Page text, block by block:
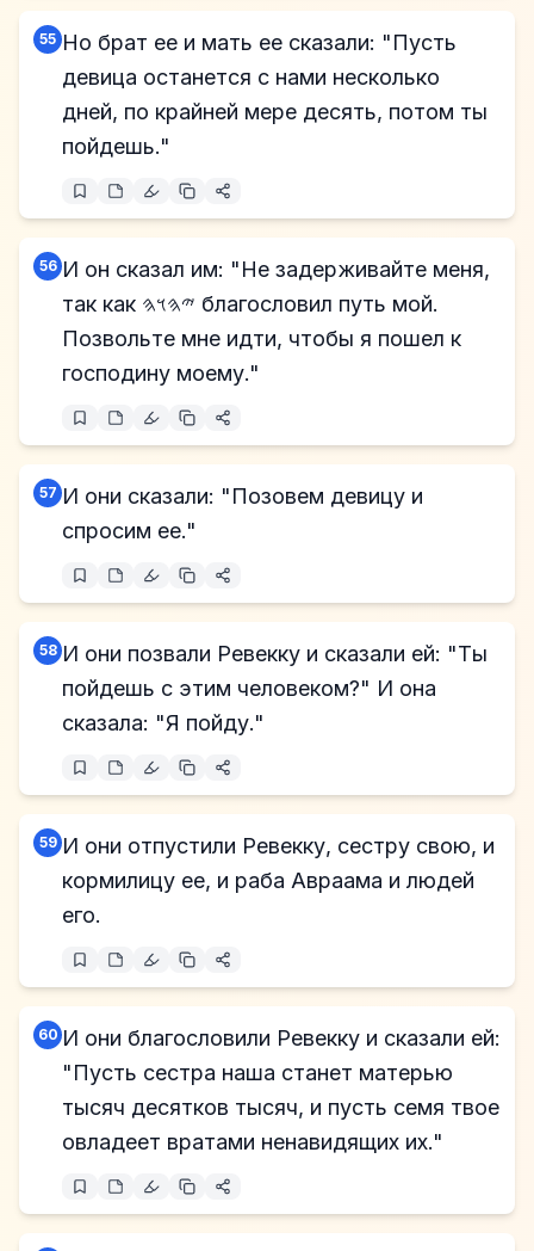
55 Но брат ее и мать ее сказали: "Пусть
девица останется с нами несколько
дней, по крайней мере десять, потом ты
пойдешь."
56 И он сказал им: "Не задерживайте меня,
так как 𐤉𐤄𐤅𐤄 благословил путь мой.
Позвольте мне идти, чтобы я пошел к
господину моему."
57 И они сказали: "Позовем девицу и
спросим ее."
58 И они позвали Ревекку и сказали ей: "Ты
пойдешь с этим человеком?" И она
сказала: "Я пойду."
59 И они отпустили Ревекку, сестру свою, и
кормилицу ее, и раба Авраама и людей
его.
60 И они благословили Ревекку и сказали ей:
"Пусть сестра наша станет матерью
тысяч десятков тысяч, и пусть семя твое
овладеет вратами ненавидящих их."